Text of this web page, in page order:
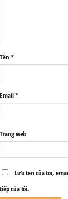
Tên *
Email*
Trang web
Lưu tên của tôi,
tiếp của tôi.